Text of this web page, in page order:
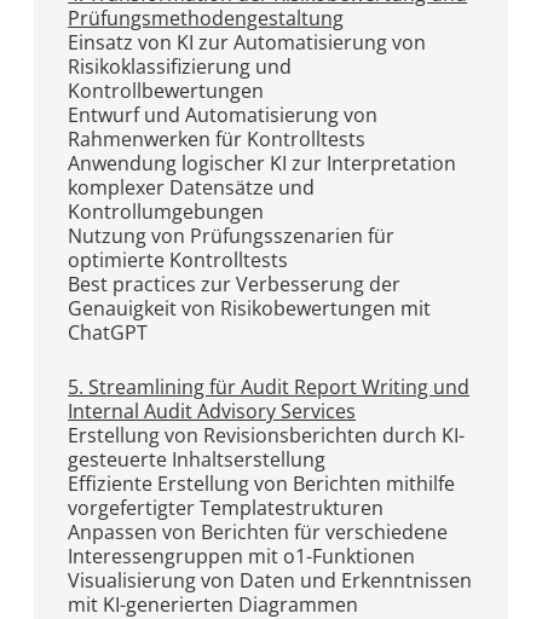
Prüfungsmethodengestaltung
Einsatz von KI zur Automatisierung von
Risikoklassifizierung und
Kontrollbewertungen
Entwurf und Automatisierung von
Rahmenwerken für Kontrolltests
Anwendung logischer KI zur Interpretation
komplexer Datensätze und
Kontrollumgebungen
Nutzung von Prüfungsszenarien für
optimierte Kontrolltests
Best practices zur Verbesserung der
Genauigkeit von Risikobewertungen mit
ChatGPT
5. Streamlining für Audit Report Writing und
Internal Audit Advisory Services
Erstellung von Revisionsberichten durch KI-
gesteuerte Inhaltserstellung
Effiziente Erstellung von Berichten mithilfe
vorgefertigter Templatestrukturen
Anpassen von Berichten für verschiedene
Interessengruppen mit o1-Funktionen
Visualisierung von Daten und Erkenntnissen
mit KI-generierten Diagrammen